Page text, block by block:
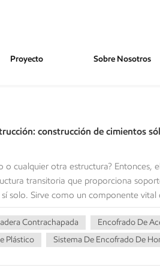
Proyecto Sobre Nosotros
construcción de cimientos
o cualquier otra estructura?
transitoria que proporciona
solo. Sirve como un componente
medidas y cualidades superficiales
de la construcción. Introducción El
a la hora de dar forma a la
Contrachapada Encofrado De
Plástico Sistema De Encofrado De